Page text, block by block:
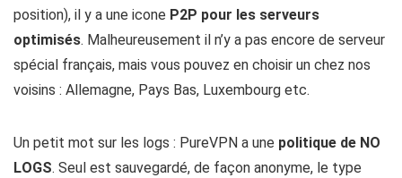
position), il y a une icone P2P pour les serveurs
optimisés. Malheureusement il n’y a pas encore de serveur
spécial français, mais vous pouvez en choisir un chez nos
voisins : Allemagne, Pays Bas, Luxembourg etc.
Un petit mot sur les logs : PureVPN a une politique de NO
LOGS. Seul est sauvegardé, de façon anonyme, le type